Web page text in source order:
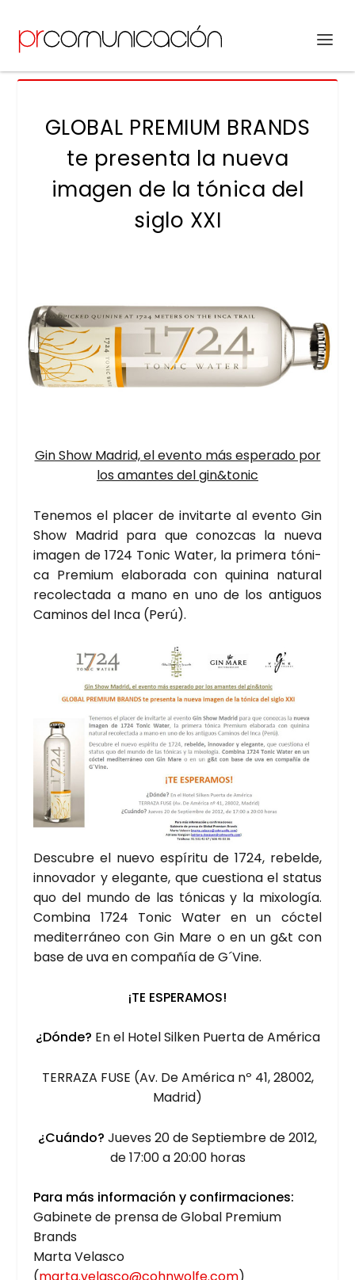
GLOBAL PREMIUM BRANDS
te presenta la nueva
imagen de la tónica del
siglo XXI
Gin Show Madrid, el even­to más espe­ra­do por
los aman­tes del gin&tonic
Tene­mos el pla­cer de invi­tar­te al even­to Gin
Show Madrid para que conoz­cas la nue­va
ima­gen de 1724 Tonic Water, la pri­me­ra tóni­
ca Pre­mium ela­bo­ra­da con qui­ni­na natu­ral
reco­lec­ta­da a mano en uno de los anti­guos
Cami­nos del Inca (Perú).
Des­cu­bre el nue­vo espí­ri­tu de 1724, rebel­de,
inno­va­dor y ele­gan­te, que cues­tio­na el sta­tus
quo del mun­do de las tóni­cas y la mixo­lo­gía.
Com­bi­na 1724 Tonic Water en un cóc­tel
medi­te­rrá­neo con Gin Mare o en un g&t con
base de uva en com­pa­ñía de G´Vine.
¡TE ESPE­RA­MOS!
¿Dón­de? En el Hotel Sil­ken Puer­ta de Amé­ri­ca
TERRA­ZA FUSE (Av. De Amé­ri­ca nº 41, 28002,
Madrid)
¿Cuán­do? Jue­ves 20 de Sep­tiem­bre de 2012,
de 17:00 a 20:00 horas
Para más infor­ma­ción y con­fir­ma­cio­nes:
Gabi­ne­te de pren­sa de Glo­bal Pre­mium
Brands
Mar­ta Velas­co